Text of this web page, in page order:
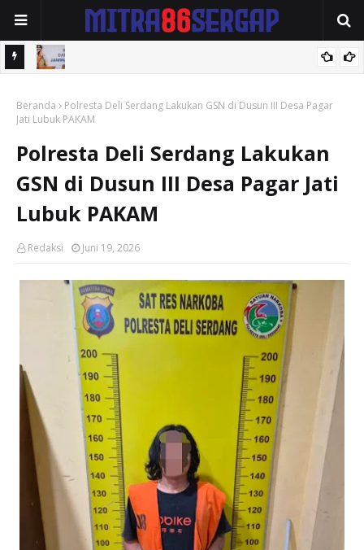
.
Dorong Perkuat Sistem JKN.
Beranda
Polresta Deli Serdang Lakukan GSN di Dusun III Desa Pagar
Jati Lubuk PAKAM
Polresta Deli Serdang Lakukan
GSN di Dusun III Desa Pagar Jati
Lubuk PAKAM
Redaksi Juni 19, 2026